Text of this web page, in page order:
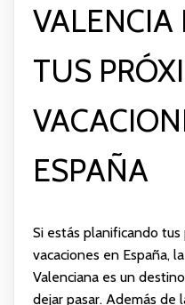
VALENCIA
TUS
ESPAÑA
Si estás planificando tus
vacaciones en España,
Valenciana es un
dejar pasar. Además de